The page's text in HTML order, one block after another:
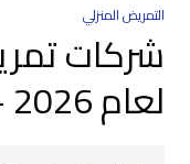
التمريض المنزلي
شركات
لعام 2026 – 2027